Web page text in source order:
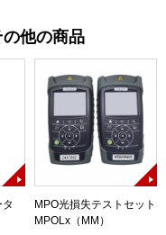
他の商品
MPO光損失テストセット
MPOLx（MM）